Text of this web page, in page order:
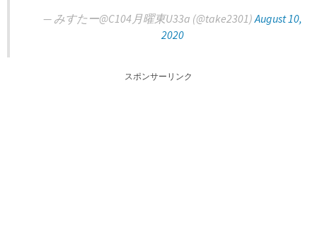
— みすたー@C104月曜東U33a (@take2301)August 10,
2020
スポンサーリンク